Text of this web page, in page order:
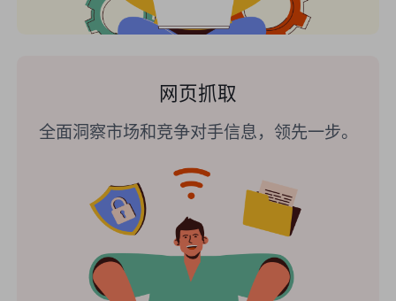
网页抓取
全面洞察市场和竞争对手信息，领先一步。